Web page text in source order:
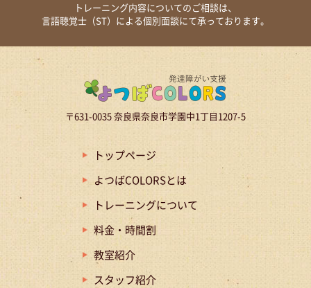
トレーニング内容についてのご相談は、
言語聴覚士（ST）による個別面談にて承っております。
〒631-0035 奈良県奈良市学園中1丁目1207-5
トップページ
よつばCOLORSとは
トレーニングについて
料金・時間割
教室紹介
スタッフ紹介